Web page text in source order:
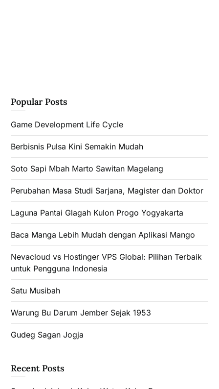
Popular Posts
Game Development Life Cycle
Berbisnis Pulsa Kini Semakin Mudah
Soto Sapi Mbah Marto Sawitan Magelang
Perubahan Masa Studi Sarjana, Magister dan Doktor
Laguna Pantai Glagah Kulon Progo Yogyakarta
Baca Manga Lebih Mudah dengan Aplikasi Mango
Nevacloud vs Hostinger VPS Global: Pilihan Terbaik
untuk Pengguna Indonesia
Satu Musibah
Warung Bu Darum Jember Sejak 1953
Gudeg Sagan Jogja
Recent Posts